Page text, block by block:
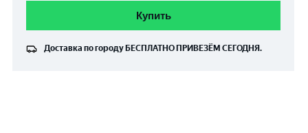
Купить
Доставка по городу БЕСПЛАТНО ПРИВЕЗЁМ СЕГОДНЯ.